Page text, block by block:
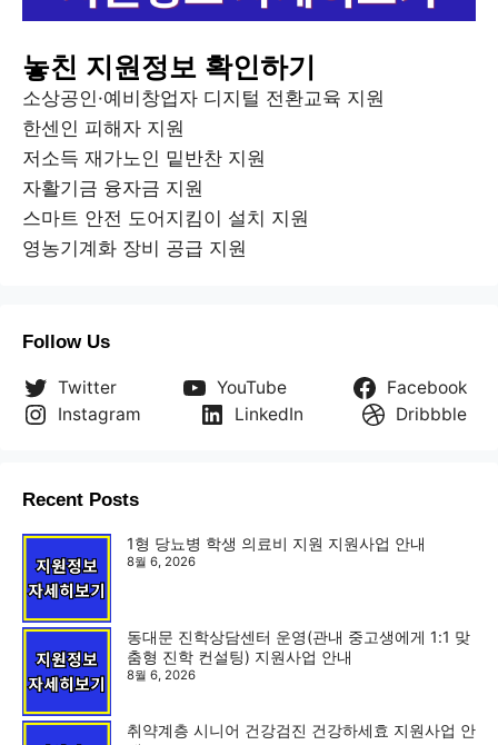
놓친 지원정보 확인하기
소상공인·예비창업자 디지털 전환교육 지원
한센인 피해자 지원
저소득 재가노인 밑반찬 지원
자활기금 융자금 지원
스마트 안전 도어지킴이 설치 지원
영농기계화 장비 공급 지원
Follow Us
Twitter YouTube
Facebook
Instagram
LinkedIn Dribbble
Recent Posts
1형 당뇨병 학생 의료비 지원 지원사업 안내
8월 6, 2026
동대문 진학상담센터 운영(관내 중고생에게 1:1 맞
춤형 진학 컨설팅) 지원사업 안내
8월 6, 2026
취약계층 시니어 건강검진 건강하세효 지원사업 안